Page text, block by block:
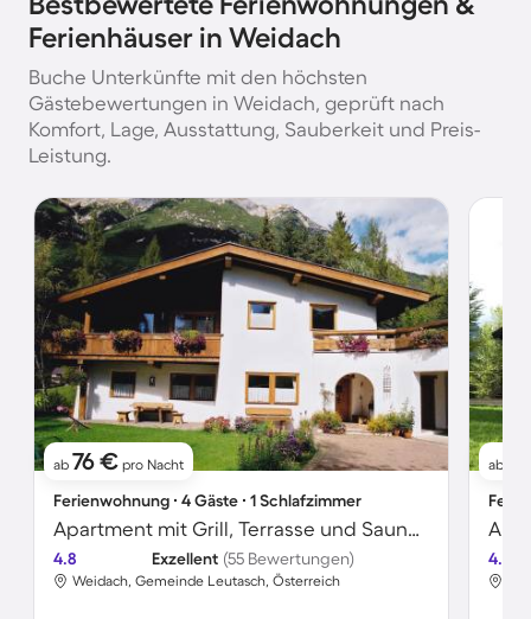
Ferienhäuser in Weidach
Buche Unterkünfte mit den höchsten
Gästebewertungen in Weidach, geprüft nach
Komfort, Lage, Ausstattung, Sauberkeit und Preis-
Leistung.
ab 76 € pro Nacht
Ferienwohnung ∙ 4 Gäste ∙ 1 Schlafzimmer
Apartment mit Grill, Terrasse und Sauna | Naturblick
4.8 Exzellent (55 Bewertungen)
Weidach, Gemeinde Leutasch, Österreich
ab
4.6